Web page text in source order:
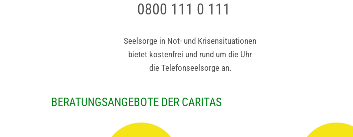
0800 111 0 111
Seelsorge in Not- und Krisensituationen
bietet kostenfrei und rund um die Uhr
die Telefonseelsorge an.
BERATUNGSANGEBOTE DER CARITAS